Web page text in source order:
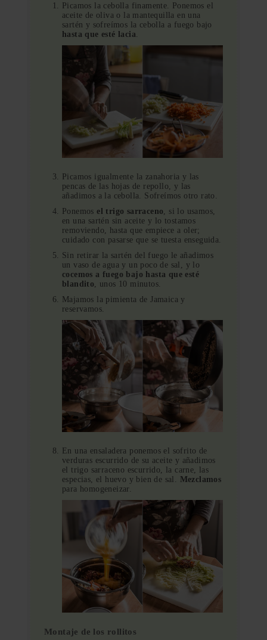
Picamos la cebolla finamente. Ponemos el
aceite de oliva o la mantequilla en una
sartén y sofreímos la cebolla a fuego bajo
hasta que esté lacia
Picamos igualmente la zanahoria y las
pencas de las hojas de repollo, y las
añadimos a la cebolla. Sofreímos otro rato.
Ponemos el trigo sarraceno , si lo usamos,
en una sartén sin aceite y lo tostamos
removiendo, hasta que empiece a oler;
cuidado con pasarse que se tuesta enseguida.
Sin retirar la sartén del fuego le añadimos
un vaso de agua y un poco de sal, y lo
cocemos a fuego bajo hasta que esté
blandito , unos 10 minutos.
Majamos la pimienta de Jamaica y
reservamos.
En una ensaladera ponemos el sofrito de
verduras escurrido de su aceite y añadimos
el trigo sarraceno escurrido, la carne, las
especias, el huevo y bien de sal. Mezclamos
para homogeneizar.
Montaje de los rollitos